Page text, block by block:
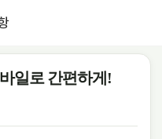
일로 간편하게!